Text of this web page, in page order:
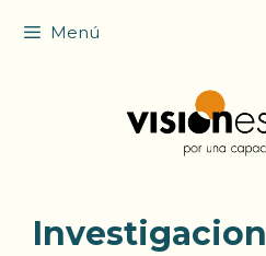
Menú
Investigacion